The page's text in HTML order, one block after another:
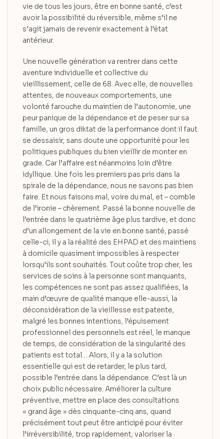
vie de tous les jours, être en bonne santé, c’est
avoir la possibilité du réversible, même s’il ne
s’agit jamais de revenir exactement à l’état
antérieur.
Une nouvelle génération va rentrer dans cette
aventure individuelle et collective du
vieillissement, celle de 68. Avec elle, de nouvelles
attentes, de nouveaux comportements, une
volonté farouche du maintien de l’autonomie, une
peur panique de la dépendance et de peser sur sa
famille, un gros diktat de la performance dont il faut
se dessaisir, sans doute une opportunité pour les
politiques publiques du bien vieillir de monter en
grade. Car l’affaire est néanmoins loin d’être
idyllique. Une fois les premiers pas pris dans la
spirale de la dépendance, nous ne savons pas bien
faire. Et nous faisons mal, voire du mal, et – comble
de l’ironie – chèrement. Passé la bonne nouvelle de
l’entrée dans le quatrième âge plus tardive, et donc
d’un allongement de la vie en bonne santé, passé
celle-ci, il y a la réalité des EHPAD et des maintiens
à domicile quasiment impossibles à respecter
lorsqu’ils sont souhaités. Tout coûte trop cher, les
services de soins à la personne sont manquants,
les compétences ne sont pas assez qualifiées, la
main d’œuvre de qualité manque elle-aussi, la
déconsidération de la vieillesse est patente,
malgré les bonnes intentions, l’épuisement
professionnel des personnels est réel, le manque
de temps, de considération de la singularité des
patients est total… Alors, il y a la solution
essentielle qui est de retarder, le plus tard,
possible l’entrée dans la dépendance. C’est là un
choix public nécessaire. Améliorer la culture
préventive, mettre en place des consultations
« grand âge » dès cinquante-cinq ans, quand
précisément tout peut être anticipé pour éviter
l’irréversibilité, trop rapidement, valoriser la